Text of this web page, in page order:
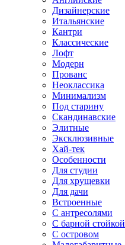
Дизайнерские
Итальянские
Кантри
Классические
Лофт
Модерн
Прованс
Неоклассика
Минимализм
Под старину
Скандинавские
Элитные
Эксклюзивные
Хай-тек
Особенности
Для студии
Для хрущевки
Для дачи
Встроенные
С антресолями
С барной стойкой
С островом